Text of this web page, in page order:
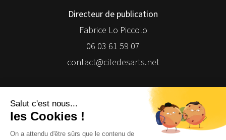
Directeur de publication
Fabrice Lo Piccolo
06 03 61 59 07
contact@citedesarts.net